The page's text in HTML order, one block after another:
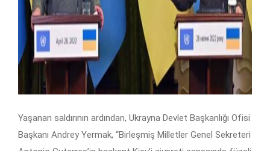
Yaşanan saldırının ardından, Ukrayna Devlet Başkanlığı Ofisi
Başkanı Andrey Yermak, “Birleşmiş Milletler Genel Sekreteri